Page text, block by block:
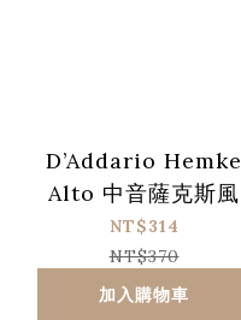
D’Addario Hemke
Alto 中音薩克斯風
2.0號竹片 (5片裝)
NT$314
NT$370
加入購物車